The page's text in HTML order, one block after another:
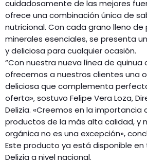
cuidadosamente de las mejores
ofrece una combinación única de
nutricional. Con cada grano lleno
minerales esenciales, se presenta
y deliciosa para cualquier ocasión.
“Con nuestra nueva línea de quinua
ofrecemos a nuestros clientes una
deliciosa que complementa
oferta», sostuvo Felipe Vera Loza,
Delizia. «Creemos en la importancia
productos de la más alta calidad, y
orgánica no es una excepción»,
Este producto ya está disponible
Delizia a nivel nacional.